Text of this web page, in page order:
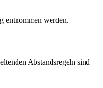
entnommen werden.
Abstandsregeln sind